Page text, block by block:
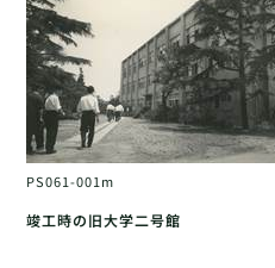
PS061-001m
竣工時の旧大学二号館